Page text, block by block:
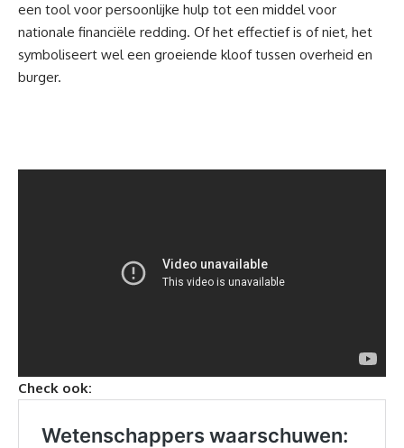
een tool voor persoonlijke hulp tot een middel voor
nationale financiële redding. Of het effectief is of niet, het
symboliseert wel een groeiende kloof tussen overheid en
burger.
Check ook: